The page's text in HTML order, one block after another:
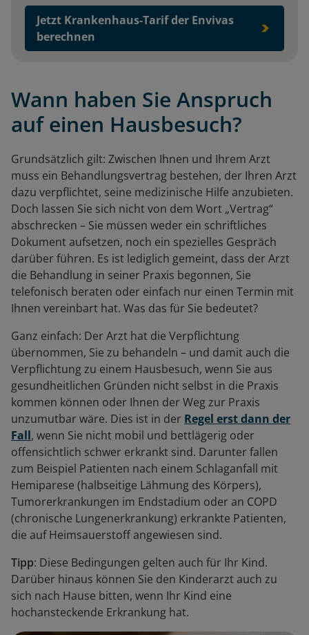
Jetzt Krankenhaus-Tarif der Envivas
berechnen
Wann haben Sie Anspruch
auf einen Hausbesuch?
Grundsätzlich gilt: Zwischen Ihnen und Ihrem Arzt
muss ein Behandlungsvertrag bestehen, der Ihren Arzt
dazu verpflichtet, seine medizinische Hilfe anzubieten.
Doch lassen Sie sich nicht von dem Wort „Vertrag“
abschrecken – Sie müssen weder ein schriftliches
Dokument aufsetzen, noch ein spezielles Gespräch
darüber führen. Es ist lediglich gemeint, dass der Arzt
die Behandlung in seiner Praxis begonnen, Sie
telefonisch beraten oder einfach nur einen Termin mit
Ihnen vereinbart hat. Was das für Sie bedeutet?
Ganz einfach: Der Arzt hat die Verpflichtung
übernommen, Sie zu behandeln – und damit auch die
Verpflichtung zu einem Hausbesuch, wenn Sie aus
gesundheitlichen Gründen nicht selbst in die Praxis
kommen können oder Ihnen der Weg zur Praxis
unzumutbar wäre. Dies ist in der Regel erst dann der
Fall, wenn Sie nicht mobil und bettlägerig oder
offensichtlich schwer erkrankt sind. Darunter fallen
zum Beispiel Patienten nach einem Schlaganfall mit
Hemiparese (halbseitige Lähmung des Körpers),
Tumorerkrankungen im Endstadium oder an COPD
(chronische Lungenerkrankung) erkrankte Patienten,
die auf Heimsauerstoff angewiesen sind.
Tipp: Diese Bedingungen gelten auch für Ihr Kind.
Darüber hinaus können Sie den Kinderarzt auch zu
sich nach Hause bitten, wenn Ihr Kind eine
hochansteckende Erkrankung hat.